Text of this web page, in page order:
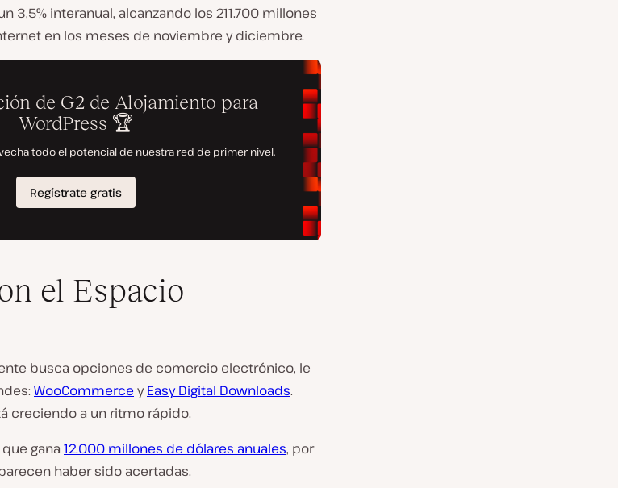
3,5% interanual, alcanzando los 211.700 millones
en los meses de noviembre y diciembre.
el Espacio
busca opciones de comercio electrónico, le
WooCommerce yEasy Digital Downloads.
creciendo a un ritmo rápido.
gana 12.000 millones de dólares anuales, por
haber sido acertadas.